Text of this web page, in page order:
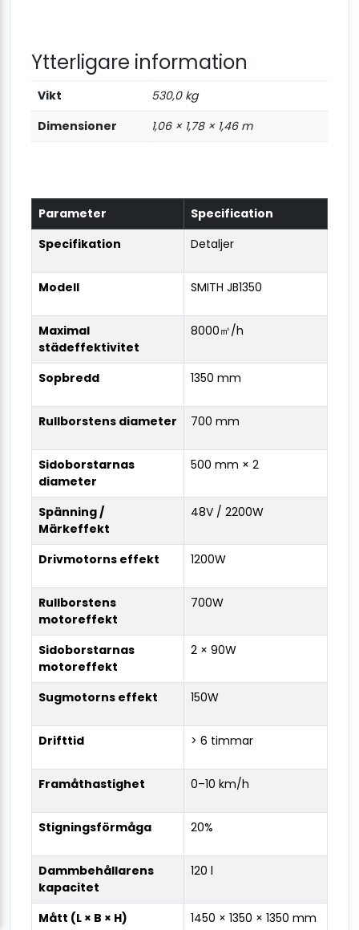
Ytterligare information
Vikt
530,0 kg
Dimensioner
1,06 × 1,78 × 1,46 m
Parameter
Specification
Specifikation
Detaljer
Modell SMITH JB1350
Maximal
städeffektivitet
8000㎡/h
Sopbredd 1350 mm
Rullborstens diameter 700 mm
Sidoborstarnas
diameter
500 mm × 2
Spänning /
Märkeffekt
48V / 2200W
Drivmotorns effekt 1200W
Rullborstens
motoreffekt
700W
Sidoborstarnas
motoreffekt
2 × 90W
Sugmotorns effekt 150W
Drifttid > 6 timmar
Framåthastighet 0–10 km/h
Stigningsförmåga 20%
Dammbehållarens
kapacitet
120 l
Mått (L × B × H) 1450 × 1350 × 1350 mm